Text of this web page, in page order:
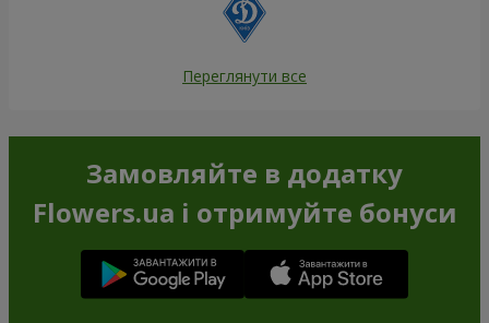
Переглянути все
Замовляйте в додатку
Flowers.ua і отримуйте бонуси